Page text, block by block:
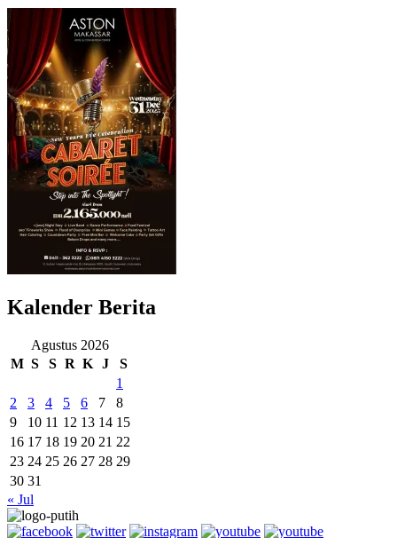
Kalender Berita
Agustus 2026
M S S R K J
S
1
2
3 4 5 6 7
8
9
10 11 12 13 14 15
16 17 18 19 20 21 22
23 24 25 26 27 28 29
30 31
« Jul